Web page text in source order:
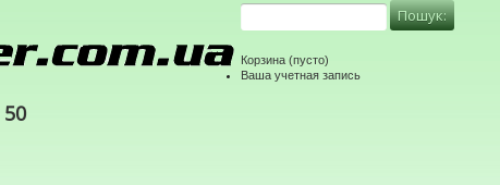
Корзина (пусто)
Ваша учетная запись